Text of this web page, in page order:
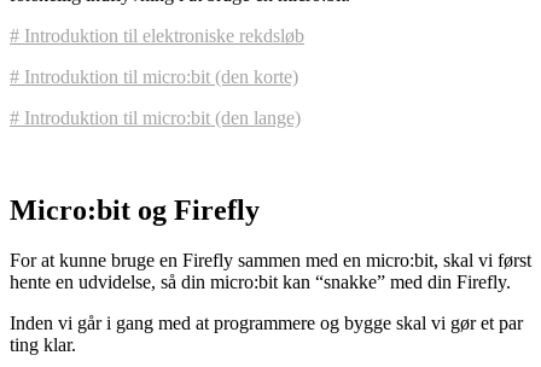
# Introduktion til elektroniske rekdsløb
# Introduktion til micro:bit (den korte)
# Introduktion til micro:bit (den lange)
Micro:bit og Firefly
For at kunne bruge en Firefly sammen med en micro:bit, skal vi først
hente en udvidelse, så din micro:bit kan “snakke” med din Firefly.
Inden vi går i gang med at programmere og bygge skal vi gør et par
ting klar.